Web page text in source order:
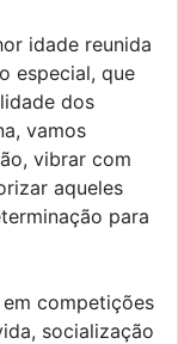
idade reunida
especial, que
dos
vamos
vibrar com
aqueles
para
competições
socialização